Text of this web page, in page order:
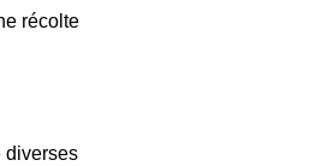
récolte
diverses